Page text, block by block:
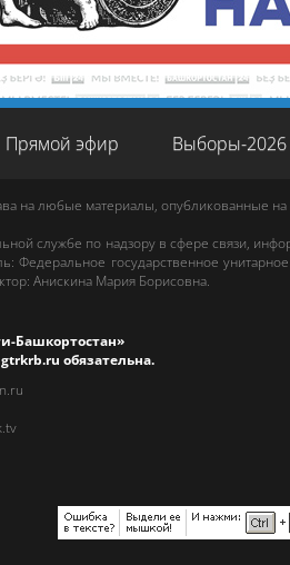
Прямой эфир Выборы-2026
на любые материалы, опубликованные
службе по надзору в сфере связи,
Федеральное государственное
: Анискина Мария Борисовна.
Башкортостан»
gtrkrb.ru обязательна.